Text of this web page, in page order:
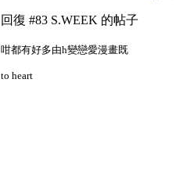
回復 #83 S.WEEK 的帖子
咁都有好多由h變戀愛漫畫既
to heart